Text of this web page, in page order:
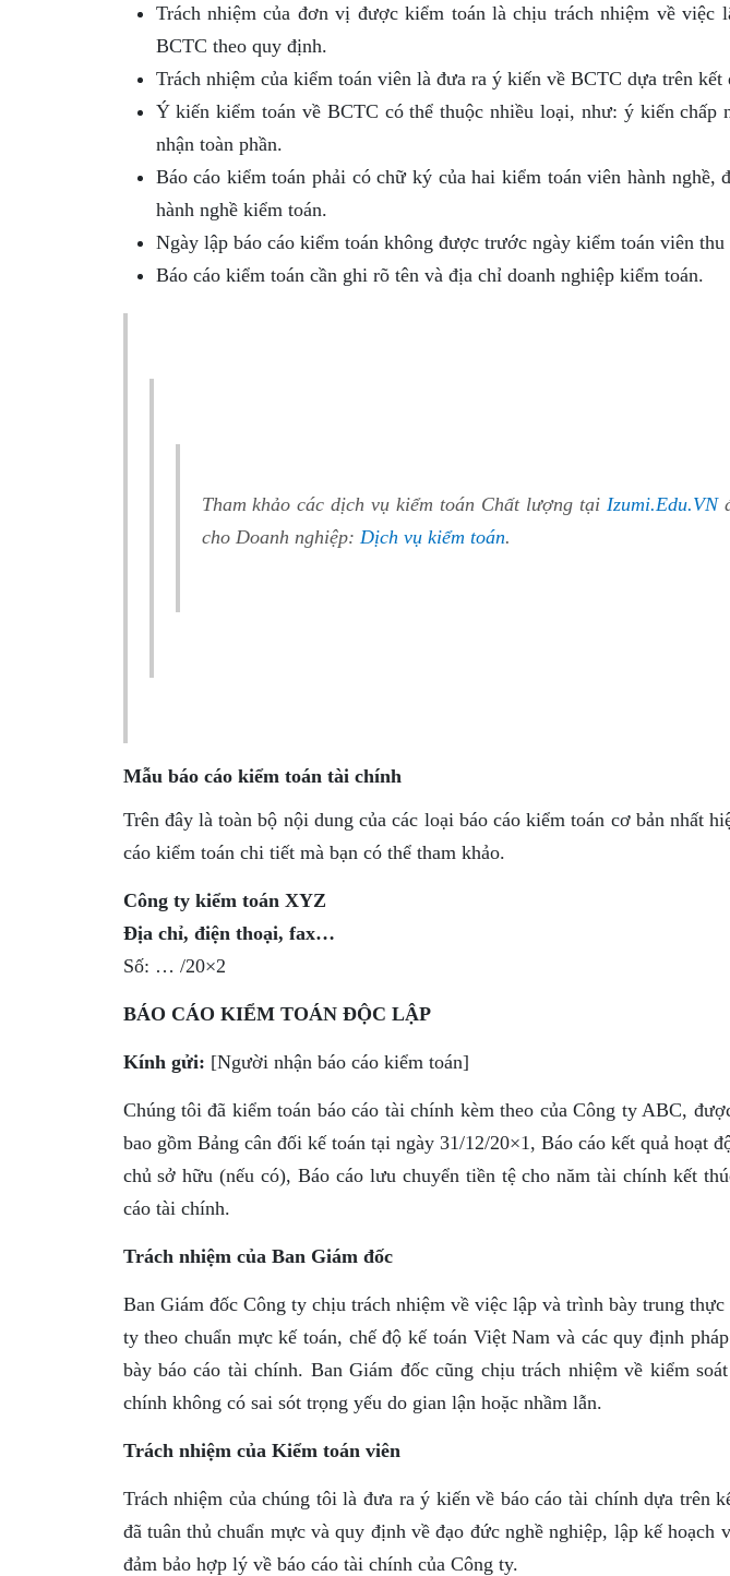
Trách nhiệm của đơn vị được kiểm toán là chịu trách nhiệm về
BCTC theo quy định.
Trách nhiệm của kiểm toán viên là đưa ra ý kiến về BCTC dựa trên kết
Ý kiến kiểm toán về BCTC có thể thuộc nhiều loại, như: ý kiến chấp
nhận toàn phần.
Báo cáo kiểm toán phải có chữ ký của hai kiểm toán viên hành nghề,
hành nghề kiểm toán.
Ngày lập báo cáo kiểm toán không được trước ngày kiểm toán viên
Báo cáo kiểm toán cần ghi rõ tên và địa chỉ doanh nghiệp kiểm toán.
Tham khảo các dịch vụ kiểm toán Chất lượng tạiIzumi.Edu.VN
cho Doanh nghiệp: Dịch vụ kiểm toán.
Mẫu báo cáo kiểm toán tài chính
Trên đây là toàn bộ nội dung của các loại báo cáo kiểm toán cơ bản nhất
cáo kiểm toán chi tiết mà bạn có thể tham khảo.
Công ty kiểm toán XYZ
Địa chỉ, điện thoại, fax…
Số: … /20×2
BÁO CÁO KIỂM TOÁN ĐỘC LẬP
Kính gửi: [Người nhận báo cáo kiểm toán]
Chúng tôi đã kiểm toán báo cáo tài chính kèm theo của Công ty ABC,
bao gồm Bảng cân đối kế toán tại ngày 31/12/20×1, Báo cáo kết quả hoạt
chủ sở hữu (nếu có), Báo cáo lưu chuyển tiền tệ cho năm tài chính kết
cáo tài chính.
Trách nhiệm của Ban Giám đốc
Ban Giám đốc Công ty chịu trách nhiệm về việc lập và trình bày trung
ty theo chuẩn mực kế toán, chế độ kế toán Việt Nam và các quy định
bày báo cáo tài chính. Ban Giám đốc cũng chịu trách nhiệm về kiểm
chính không có sai sót trọng yếu do gian lận hoặc nhầm lẫn.
Trách nhiệm của Kiểm toán viên
Trách nhiệm của chúng tôi là đưa ra ý kiến về báo cáo tài chính dựa trên
đã tuân thủ chuẩn mực và quy định về đạo đức nghề nghiệp, lập kế hoạch
đảm bảo hợp lý về báo cáo tài chính của Công ty.